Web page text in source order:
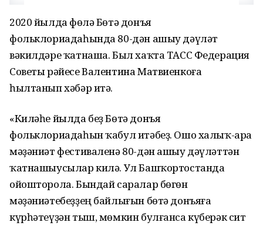
2020 йылда Өфөлә Бөтә донъя
фольклориадаһында 80-дән ашыу дәүләт
вәкилдәре ҡатнаша. Был хаҡта ТАСС Федерация
Советы рәйесе Валентина Матвиенкоға
һылтанып хәбәр итә.
«Киләһе йылда беҙ Бөтә донъя
фольклориадаһын ҡабул итәбеҙ. Ошо халыҡ-ара
мәҙәниәт фестиваленә 80-дән ашыу дәүләттән
ҡатнашыусылар килә. Ул Башҡортостанда
ойошторола. Бындай саралар бөгөн
мәҙәниәтебеҙҙең байлығын бөтә донъяға
күрһәтеүҙән тыш, мөмкин булғанса күберәк сит